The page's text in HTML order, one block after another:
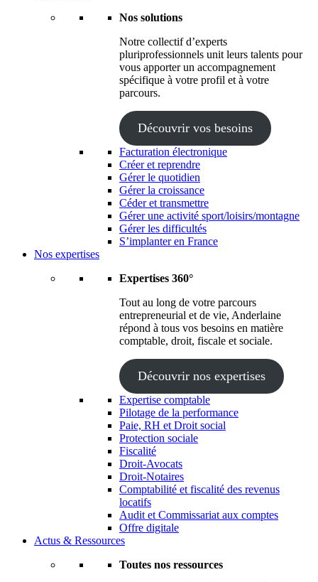
Nos solutions
Notre collectif d’experts
pluriprofessionnels unit leurs talents pour
vous apporter un accompagnement
spécifique à votre profil et à votre
parcours.
Découvrir vos besoins
Facturation électronique
Créer et reprendre
Gérer le quotidien
Gérer la croissance
Céder et transmettre
Gérer une activité sport/loisirs/montagne
Gérer les difficultés
S’implanter en France
Nos expertises
Expertises 360°
Tout au long de votre parcours
entrepreneurial et de vie, Anderlaine
répond à tous vos besoins en matière
comptable, droit, fiscale et sociale.
Découvrir nos expertises
Expertise comptable
Pilotage de la performance
Paie, RH et Droit social
Protection sociale
Fiscalité
Droit-Avocats
Droit-Notaires
Comptabilité et fiscalité des revenus
locatifs
Audit et Commissariat aux comptes
Offre digitale
Actus & Ressources
Toutes nos ressources